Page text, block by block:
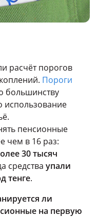
расчёт порогов
Пороги
большинству
использование
пенсионные
чем в 16 раз:
30 тысяч
средства упали
тенге.
ли
на первую